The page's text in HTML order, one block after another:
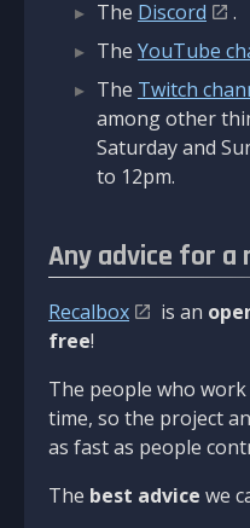
The Discord
.
The YouTube
The Twitch
among other
Saturday and
to 12pm.
Any advice for a
Recalbox is an
free!
The people who
time, so the project
as fast as people
The best advice we